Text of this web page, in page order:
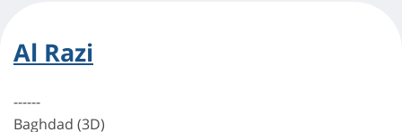
Al Razi
------
Baghdad (3D)